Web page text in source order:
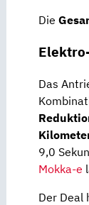
Die
Das
9,0
Mokka-e
Der Deal